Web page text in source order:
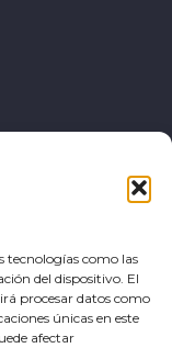
tecnologías como las
del dispositivo. El
procesar datos como
únicas en este
afectar